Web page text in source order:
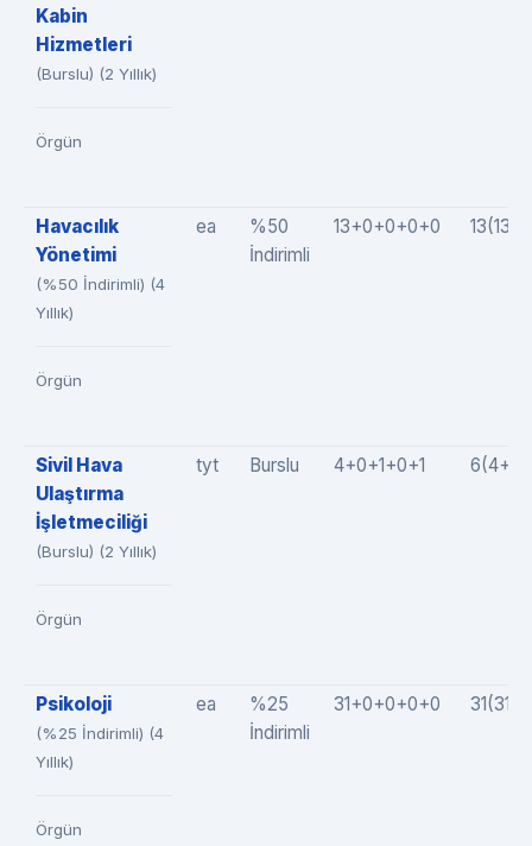
Kabin
Hizmetleri
(Burslu) (2 Yıllık)
Örgün
Havacılık
Yönetimi
(%50 İndirimli) (4
Yıllık)
Örgün
ea
%50
İndirimli
13+0+0+0+0
Sivil Hava
Ulaştırma
İşletmeciliği
(Burslu) (2 Yıllık)
Örgün
tyt Burslu 4+0+1+0+1
Psikoloji
(%25 İndirimli) (4
Yıllık)
Örgün
ea
%25
İndirimli
31+0+0+0+0